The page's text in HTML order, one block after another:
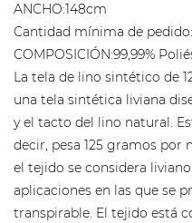
ANCHO:148cm
Cantidad mínima de
COMPOSICIÓN:99,99%
La tela de lino sintético de
una tela sintética liviana
y el tacto del lino natural.
decir, pesa 125 gramos por
el tejido se considera
aplicaciones en las que se
transpirable. El tejido está